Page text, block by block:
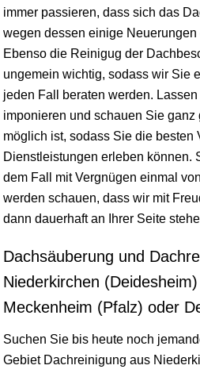
immer passieren, dass sich das
wegen dessen einige
Ebenso die Reinigug der
ungemein wichtig, sodass wir Sie
jeden Fall beraten werden.
imponieren und schauen Sie
möglich ist, sodass Sie die besten
Dienstleistungen erleben können.
dem Fall mit Vergnügen einmal
werden schauen, dass wir mit
dann dauerhaft an Ihrer Seite
Dachsäuberung und
Niederkirchen
Meckenheim (Pfalz) oder
Suchen Sie bis heute noch
Gebiet Dachreinigung aus